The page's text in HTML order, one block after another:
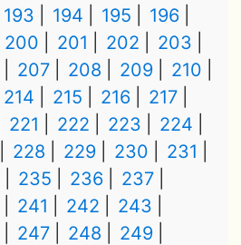
193 194 195
196
200 201 202
203
207 208 209
210
214 215 216
217
221 222 223
224
228 229 230
231
235 236
237
241 242
243
247 248
249